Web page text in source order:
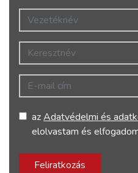
Vezetéknév
Keresztnév
E-mail cím
azAdatvédelmi és
elolvastam és
Feliratkozás